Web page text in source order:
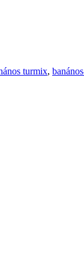
turmix,